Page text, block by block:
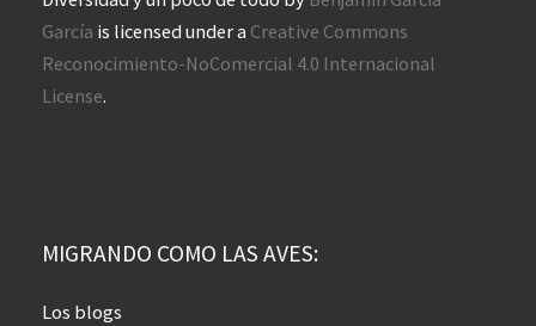
García is licensed under a Creative Commons
Reconocimiento-NoComercial 4.0 Internacional
License.
MIGRANDO COMO LAS AVES:
Los blogs